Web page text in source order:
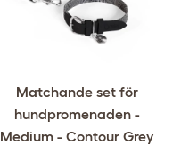
Matchande set för
hundpromenaden -
Medium - Contour Grey